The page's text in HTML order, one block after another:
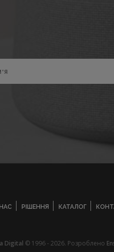
РІШЕННЯ КАТАЛОГ
Digital © 1996 - 2026. Розроблено